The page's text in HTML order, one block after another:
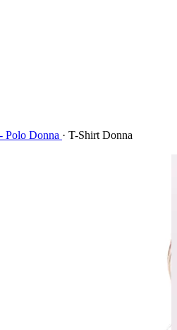
Polo Donna · T-Shirt Donna